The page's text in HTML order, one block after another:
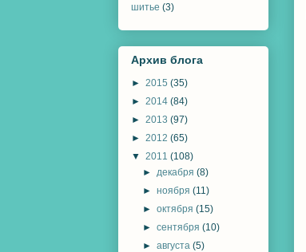
шитье (3)
Архив блога
► 2015 (35)
► 2014 (84)
► 2013 (97)
► 2012 (65)
▼ 2011 (108)
►декабря(8)
►ноября(11)
►октября(15)
►сентября(10)
►августа(5)